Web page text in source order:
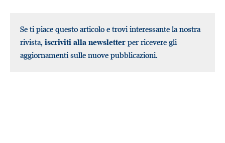
Se ti piace questo articolo e trovi interessante la nostra
rivista, iscriviti alla newsletter per ricevere gli
aggiornamenti sulle nuove pubblicazioni.